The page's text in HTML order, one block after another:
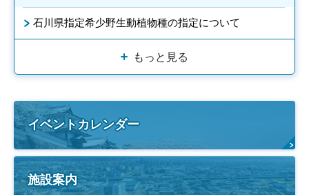
石川県指定希少野生動植物種の指定について
もっと見る
イベントカレンダー
施設案内